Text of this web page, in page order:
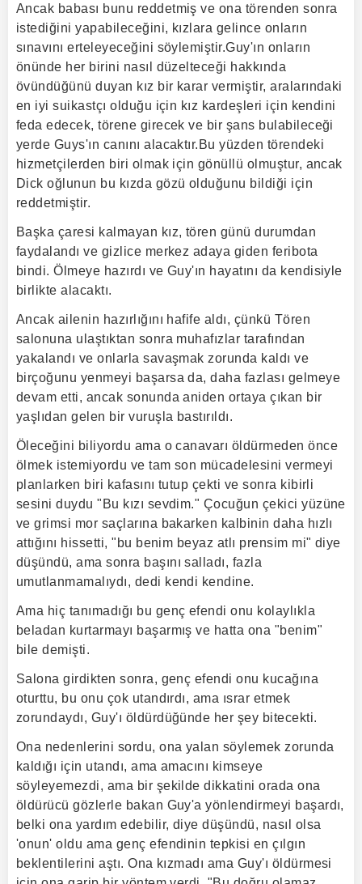
Ancak babası bunu reddetmiş ve ona törenden sonra
istediğini yapabileceğini, kızlara gelince onların
sınavını erteleyeceğini söylemiştir.Guy'ın onların
önünde her birini nasıl düzelteceği hakkında
övündüğünü duyan kız bir karar vermiştir, aralarındaki
en iyi suikastçı olduğu için kız kardeşleri için kendini
feda edecek, törene girecek ve bir şans bulabileceği
yerde Guys'ın canını alacaktır.Bu yüzden törendeki
hizmetçilerden biri olmak için gönüllü olmuştur, ancak
Dick oğlunun bu kızda gözü olduğunu bildiği için
reddetmiştir.
Başka çaresi kalmayan kız, tören günü durumdan
faydalandı ve gizlice merkez adaya giden feribota
bindi. Ölmeye hazırdı ve Guy'ın hayatını da kendisiyle
birlikte alacaktı.
Ancak ailenin hazırlığını hafife aldı, çünkü Tören
salonuna ulaştıktan sonra muhafızlar tarafından
yakalandı ve onlarla savaşmak zorunda kaldı ve
birçoğunu yenmeyi başarsa da, daha fazlası gelmeye
devam etti, ancak sonunda aniden ortaya çıkan bir
yaşlıdan gelen bir vuruşla bastırıldı.
Öleceğini biliyordu ama o canavarı öldürmeden önce
ölmek istemiyordu ve tam son mücadelesini vermeyi
planlarken biri kafasını tutup çekti ve sonra kibirli
sesini duydu "Bu kızı sevdim." Çocuğun çekici yüzüne
ve grimsi mor saçlarına bakarken kalbinin daha hızlı
attığını hissetti, "bu benim beyaz atlı prensim mi" diye
düşündü, ama sonra başını salladı, fazla
umutlanmamalıydı, dedi kendi kendine.
Ama hiç tanımadığı bu genç efendi onu kolaylıkla
beladan kurtarmayı başarmış ve hatta ona "benim"
bile demişti.
Salona girdikten sonra, genç efendi onu kucağına
oturttu, bu onu çok utandırdı, ama ısrar etmek
zorundaydı, Guy'ı öldürdüğünde her şey bitecekti.
Ona nedenlerini sordu, ona yalan söylemek zorunda
kaldığı için utandı, ama amacını kimseye
söyleyemezdi, ama bir şekilde dikkatini orada ona
öldürücü gözlerle bakan Guy'a yönlendirmeyi başardı,
belki ona yardım edebilir, diye düşündü, nasıl olsa
'onun' oldu ama genç efendinin tepkisi en çılgın
beklentilerini aştı. Ona kızmadı ama Guy'ı öldürmesi